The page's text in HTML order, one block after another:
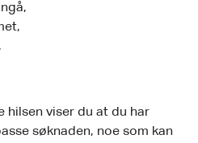
hilsen viser du at du har
søknaden, noe som kan